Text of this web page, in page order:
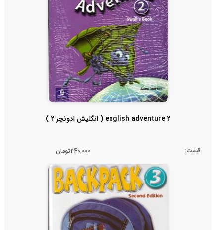
english adventure 2 ( انگلیش ادونچر 2 )
قیمت: 240,000تومان